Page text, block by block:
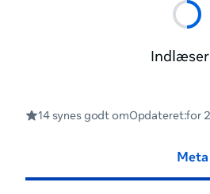
Opsæt eller
14 synes godt omOpdateret:for
Indlæser